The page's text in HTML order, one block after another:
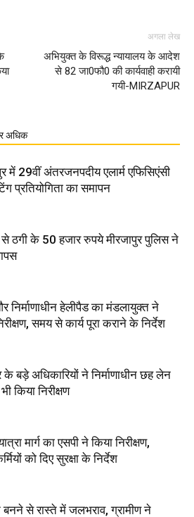
अगला लेख
अभियुक्त के विरूद्ध न्यायालय के आदेश
से 82 जा0फौ0 की कार्यवाही करायी
गयी-MIRZAPUR
अधिक
में 29वीं अंतरजनपदीय एलार्म एफिसिएंसी
प्रतियोगिता का समापन
ठगी के 50 हजार रुपये मीरजापुर पुलिस ने
निर्माणाधीन हेलीपैड का मंडलायुक्त ने
समय से कार्य पूरा कराने के निर्देश
के बड़े अधिकारियों ने निर्माणाधीन छह लेन
किया निरीक्षण
मार्ग का एसपी ने किया निरीक्षण,
को दिए सुरक्षा के निर्देश
बनने से रास्ते में जलभराव, ग्रामीण ने